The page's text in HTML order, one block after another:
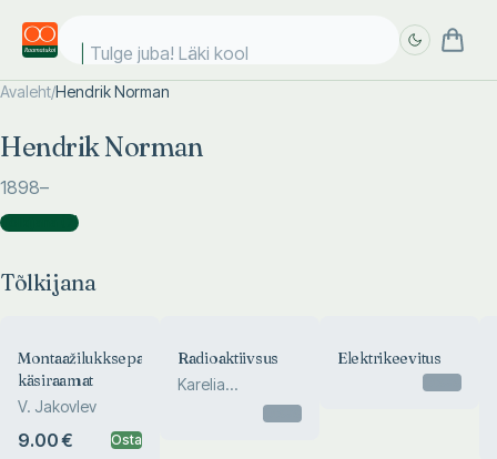
Tulge juba! Läki kooli
Avaleht/Hendrik Norman
Hendrik Norman
1898–
Tõlkijana )
Tõlkijana
Montaažilukksepa
käsiraamat
V. Jakovlev
9.00 € Osta
Radioaktiivsus
Karelia
Elektrikeevitus